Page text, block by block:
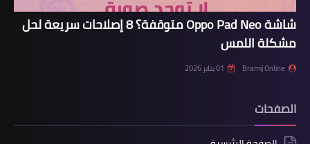
شاشة Oppo Pad Neo متوقفة؟ 8 إصلاحات سريعة لحل
مشكلة اللمس
Bramij Online 01 يناير 2026
الصفحات